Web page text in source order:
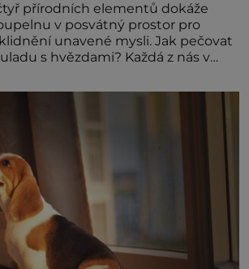
přírodních elementů dokáže
v posvátný prostor pro
unavené mysli. Jak pečovat
s hvězdami? Každá z nás v
v potřebách naší pokožky. Ohnivá
ve znamení Berana, Lva a
žár, odvahu a neutuchající elán.